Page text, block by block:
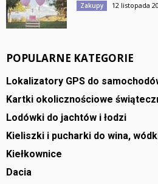
Zakupy 12 listopada
POPULARNE KATEGORIE
Lokalizatory GPS do
Kartki okolicznościowe
Lodówki do jachtów i łodzi
Kieliszki i pucharki do wina,
Kiełkownice
Dacia